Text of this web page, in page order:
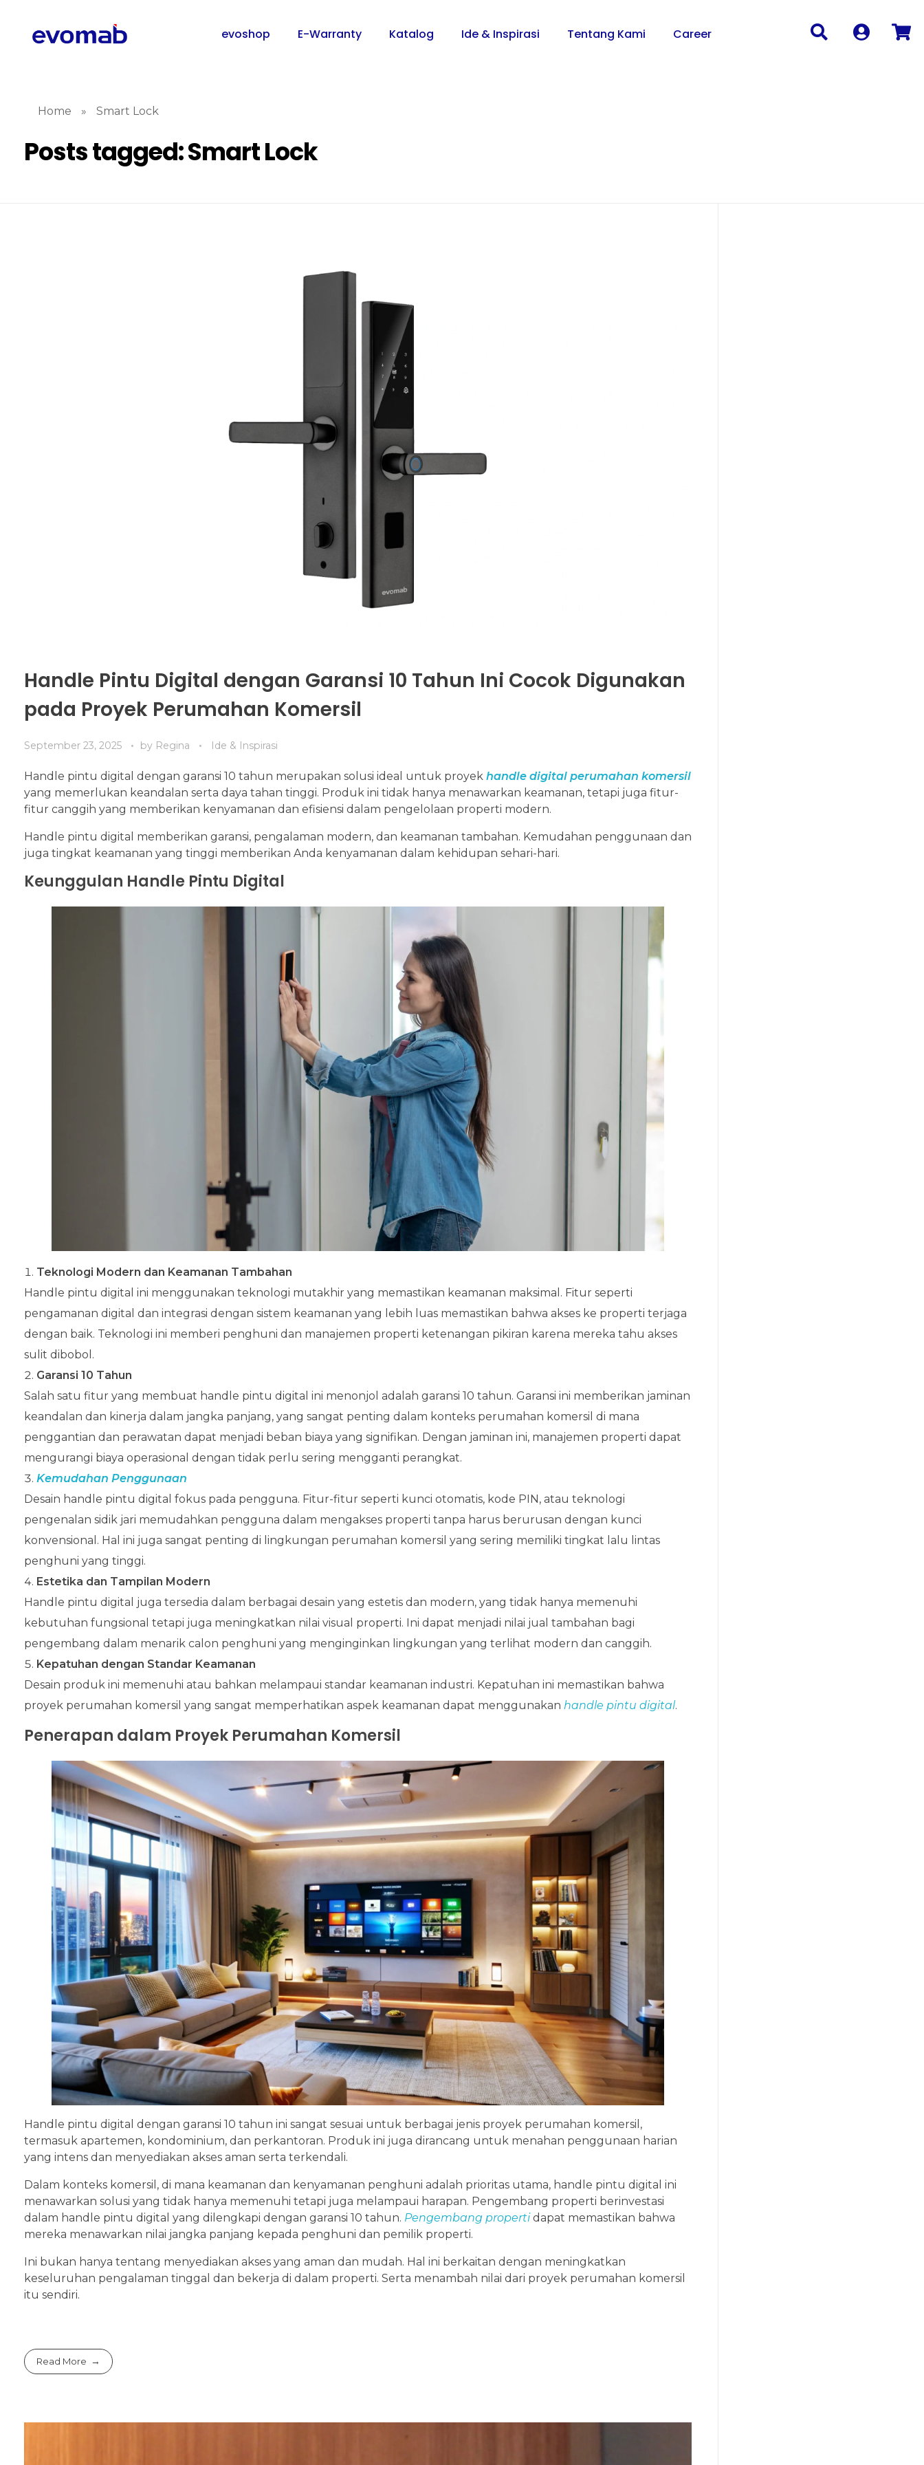
evoshop E-Warranty Katalog Ide & Inspirasi Tentang Kami Career
Home » Smart Lock
Posts tagged: Smart Lock
Handle Pintu Digital dengan Garansi 10 Tahun Ini Cocok Digunakan
pada Proyek Perumahan Komersil
September 23, 2025 by Regina Ide & Inspirasi
Handle pintu digital dengan garansi 10 tahun merupakan solusi ideal untuk proyek handle digital perumahan komersil
yang memerlukan keandalan serta daya tahan tinggi. Produk ini tidak hanya menawarkan keamanan, tetapi juga fitur-
fitur canggih yang memberikan kenyamanan dan efisiensi dalam pengelolaan properti modern.
Handle pintu digital memberikan garansi, pengalaman modern, dan keamanan tambahan. Kemudahan penggunaan dan
juga tingkat keamanan yang tinggi memberikan Anda kenyamanan dalam kehidupan sehari-hari.
Keunggulan Handle Pintu Digital
Teknologi Modern dan Keamanan Tambahan
Handle pintu digital ini menggunakan teknologi mutakhir yang memastikan keamanan maksimal. Fitur seperti
pengamanan digital dan integrasi dengan sistem keamanan yang lebih luas memastikan bahwa akses ke properti terjaga
dengan baik. Teknologi ini memberi penghuni dan manajemen properti ketenangan pikiran karena mereka tahu akses
sulit dibobol.
Garansi 10 Tahun
Salah satu fitur yang membuat handle pintu digital ini menonjol adalah garansi 10 tahun. Garansi ini memberikan jaminan
keandalan dan kinerja dalam jangka panjang, yang sangat penting dalam konteks perumahan komersil di mana
penggantian dan perawatan dapat menjadi beban biaya yang signifikan. Dengan jaminan ini, manajemen properti dapat
mengurangi biaya operasional dengan tidak perlu sering mengganti perangkat.
Kemudahan Penggunaan
Desain handle pintu digital fokus pada pengguna. Fitur-fitur seperti kunci otomatis, kode PIN, atau teknologi
pengenalan sidik jari memudahkan pengguna dalam mengakses properti tanpa harus berurusan dengan kunci
konvensional. Hal ini juga sangat penting di lingkungan perumahan komersil yang sering memiliki tingkat lalu lintas
penghuni yang tinggi.
Estetika dan Tampilan Modern
Handle pintu digital juga tersedia dalam berbagai desain yang estetis dan modern, yang tidak hanya memenuhi
kebutuhan fungsional tetapi juga meningkatkan nilai visual properti. Ini dapat menjadi nilai jual tambahan bagi
pengembang dalam menarik calon penghuni yang menginginkan lingkungan yang terlihat modern dan canggih.
Kepatuhan dengan Standar Keamanan
Desain produk ini memenuhi atau bahkan melampaui standar keamanan industri. Kepatuhan ini memastikan bahwa
proyek perumahan komersil yang sangat memperhatikan aspek keamanan dapat menggunakan handle pintu digital.
Penerapan dalam Proyek Perumahan Komersil
Handle pintu digital dengan garansi 10 tahun ini sangat sesuai untuk berbagai jenis proyek perumahan komersil,
termasuk apartemen, kondominium, dan perkantoran. Produk ini juga dirancang untuk menahan penggunaan harian
yang intens dan menyediakan akses aman serta terkendali.
Dalam konteks komersil, di mana keamanan dan kenyamanan penghuni adalah prioritas utama, handle pintu digital ini
menawarkan solusi yang tidak hanya memenuhi tetapi juga melampaui harapan. Pengembang properti berinvestasi
dalam handle pintu digital yang dilengkapi dengan garansi 10 tahun. Pengembang propertidapat memastikan bahwa
mereka menawarkan nilai jangka panjang kepada penghuni dan pemilik properti.
Ini bukan hanya tentang menyediakan akses yang aman dan mudah. Hal ini berkaitan dengan meningkatkan
keseluruhan pengalaman tinggal dan bekerja di dalam properti. Serta menambah nilai dari proyek perumahan komersil
itu sendiri.
Read More